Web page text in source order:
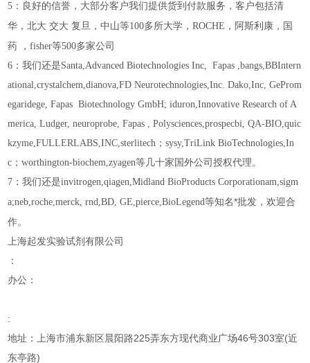
5：良好的信誉，大部分客户我们提供货到付款服务，客户包括清
华，北大 交大 复旦，中山等100多所大学，ROCHE，阿斯利康，国
药
，fisher等500多家公司
6：我们还是Santa,Advanced Biotechnologies Inc, Fapas ,bangs,BBIntern
ational,crystalchem,dianova,FD Neurotechnologies,Inc. Dako,Inc, GeProm
egaridege,Fapas Biotechnology GmbH; iduron,Innovative Research of A
merica, Ludger, neuroprobe, Fapas , Polysciences,prospecbi, QA-BIO,quic
kzyme,FULLERLABS,INC,sterlitech；sysy,TriLink BioTechnologies,In
c；worthington-biochem,zyagen等几十家国外公司授权代理。
7：我们还是invitrogen,qiagen,Midland BioProducts Corporationam,sigm
a;neb,roche,merck, rnd,BD, GE,pierce,BioLegend等知名*批发，欢迎合
作。
上海起发实验试剂有限公司
：
办公：
:
地址：上海市浦东新区晨阳路225弄东方现代商业广场46号303室(近
东亭路)